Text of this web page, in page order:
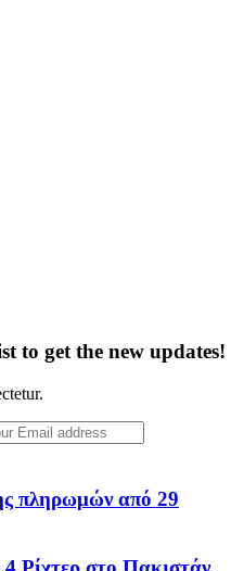
to get the new updates!
πληρωμών από 29